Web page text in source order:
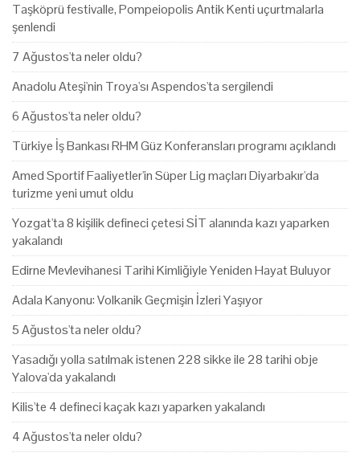
Taşköprü festivalle, Pompeiopolis Antik Kenti uçurtmalarla
şenlendi
7 Ağustos'ta neler oldu?
Anadolu Ateşi'nin Troya'sı Aspendos'ta sergilendi
6 Ağustos'ta neler oldu?
Türkiye İş Bankası RHM Güz Konferansları programı açıklandı
Amed Sportif Faaliyetler'in Süper Lig maçları Diyarbakır'da
turizme yeni umut oldu
Yozgat'ta 8 kişilik defineci çetesi SİT alanında kazı yaparken
yakalandı
Edirne Mevlevihanesi Tarihi Kimliğiyle Yeniden Hayat Buluyor
Adala Kanyonu: Volkanik Geçmişin İzleri Yaşıyor
5 Ağustos'ta neler oldu?
Yasadığı yolla satılmak istenen 228 sikke ile 28 tarihi obje
Yalova'da yakalandı
Kilis'te 4 defineci kaçak kazı yaparken yakalandı
4 Ağustos'ta neler oldu?